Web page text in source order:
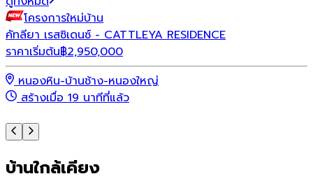
โครงการใหม่บ้าน
คัทลียา เรสซิเดนซ์ - CATTLEYA RESIDENCE
ราคาเริ่มต้น฿2,950,000
หนองหิน-บ้านช้าง-หนองใหญ่
สร้างเมื่อ 19 นาทีที่แล้ว
บ้านใกล้เคียง